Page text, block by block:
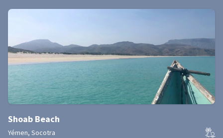
Shoab Beach
Yémen, Socotra